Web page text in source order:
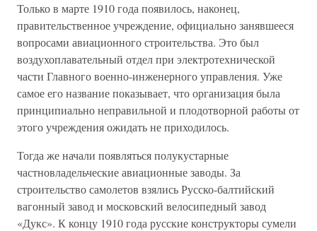
Только в марте 1910 года появилось, наконец,
правительственное учреждение, официально занявшееся
вопросами авиационного строительства. Это был
воздухоплавательный отдел при электротехнической
части Главного военно-инженерного управления. Уже
самое его название показывает, что организация была
принципиально неправильной и плодотворной работы от
этого учреждения ожидать не приходилось.
Тогда же начали появляться полукустарные
частновладельческие авиационные заводы. За
строительство самолетов взялись Русско-балтийский
вагонный завод и московский велосипедный завод
«Дукс». К концу 1910 года русские конструкторы сумели